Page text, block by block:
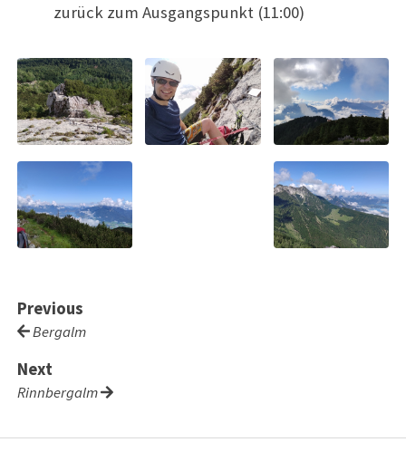
zurück zum Ausgangspunkt (11:00)
Previous
Bergalm
Next
Rinnbergalm